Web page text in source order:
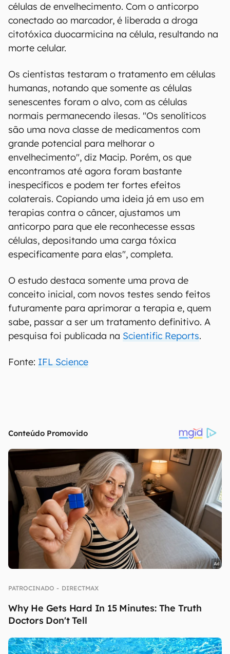
células de envelhecimento. Com o anticorpo
conectado ao marcador, é liberada a droga
citotóxica duocarmicina na célula, resultando na
morte celular.
Os cientistas testaram o tratamento em células
humanas, notando que somente as células
senescentes foram o alvo, com as células
normais permanecendo ilesas. "Os senolíticos
são uma nova classe de medicamentos com
grande potencial para melhorar o
envelhecimento", diz Macip. Porém, os que
encontramos até agora foram bastante
inespecíficos e podem ter fortes efeitos
colaterais. Copiando uma ideia já em uso em
terapias contra o câncer, ajustamos um
anticorpo para que ele reconhecesse essas
células, depositando uma carga tóxica
especificamente para elas", completa.
O estudo destaca somente uma prova de
conceito inicial, com novos testes sendo feitos
futuramente para aprimorar a terapia e, quem
sabe, passar a ser um tratamento definitivo. A
pesquisa foi publicada na Scientific Reports.
Fonte: IFL Science